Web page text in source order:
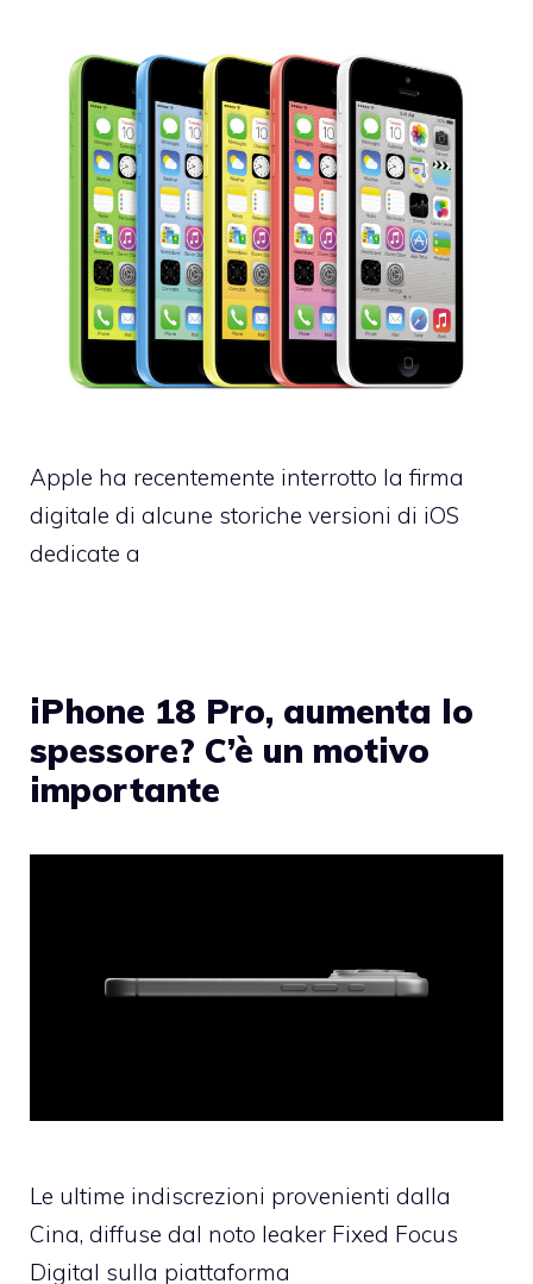
Apple ha recentemente interrotto la firma
digitale di alcune storiche versioni di iOS
dedicate a
iPhone 18 Pro, aumenta lo
spessore? C’è un motivo
importante
Le ultime indiscrezioni provenienti dalla
Cina, diffuse dal noto leaker Fixed Focus
Digital sulla piattaforma